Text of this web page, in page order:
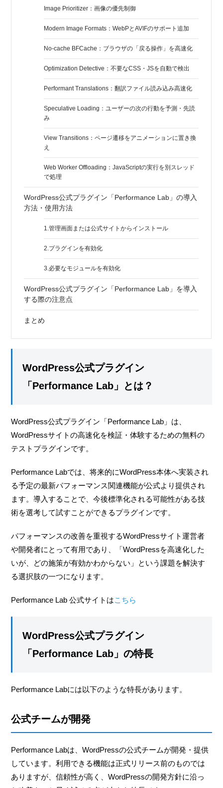
Image Prioritizer：画像の優先制御
Modern Image Formats：WebPとAVIFのサポート追加
No-cache BFCache：ブラウザの「戻る操作」を高速化
Optimization Detective：不要なCSS・JSを自動で検出
Performant Translations：翻訳ファイル読み込み高速化
Speculative Loading：ユーザーの次の行動を予測・先読
み
View Transitions：ページ遷移をアニメーションに置き換
え
Web Worker Offloading：JavaScriptの実行を別スレッド
で処理
WordPress公式プラグイン「Performance Lab」の導入
方法・使用方法
1.管理画面または公式サイトからインストール
2.プラグインを有効化
3.必要なモジュールを有効化
WordPress公式プラグイン「Performance Lab」を導入
する際の注意点
まとめ
WordPress公式プラグイン
「Performance Lab」とは？
WordPress公式プラグイン「Performance Lab」は、
WordPressサイトの高速化を検証・体験するための無料の
テストプラグインです。
Performance Labでは、将来的にWordPress本体へ実装され
る予定の最新パフォーマンス関連機能が公式より提供され
ます。導入することで、今後標準化される可能性がある技
術を選考して試すことができるプラグインです。
パフォーマンスの改善を重視するWordPressサイト運営者
や開発者にとって有用であり、「WordPressを高速化した
いが、どの施策が有効かわからない」という課題を解決す
る選択肢の一つになります。
Performance Lab 公式サイトはこちら
WordPress公式プラグイン
「Performance Lab」の特長
Performance Labには以下のような特長があります。
公式チームが開発
Performance Labは、WordPressの公式チームが開発・提供
しています。利用できる機能は正式リリース前のものでは
ありますが、信頼性が高く、WordPressの開発方針に沿っ